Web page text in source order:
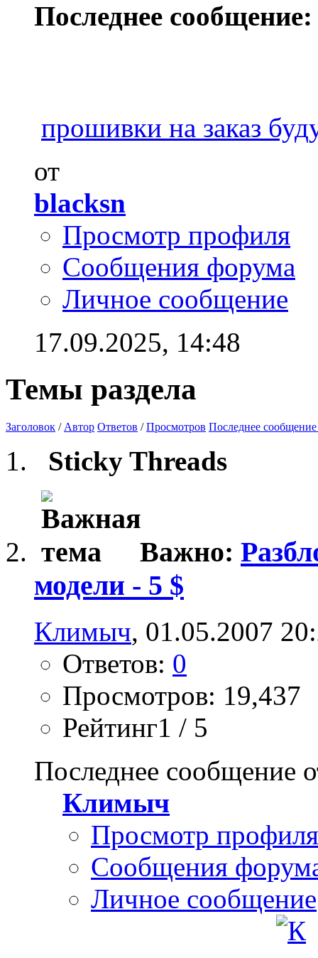
Последнее сообщение:
прошивки на заказ
от
blacksn
Просмотр профиля
Сообщения форума
Личное сообщение
17.09.2025, 14:48
Темы раздела
Заголовок / Автор Ответов /Просмотров Последнее сообщение
Sticky Threads
Важно:
модели - 5 $
Климыч, 01.05.2007
Ответов: 0
Просмотров: 19,437
Рейтинг1 / 5
Последнее сообщение
Климыч
Просмотр профиля
Сообщения
Личное сообщение